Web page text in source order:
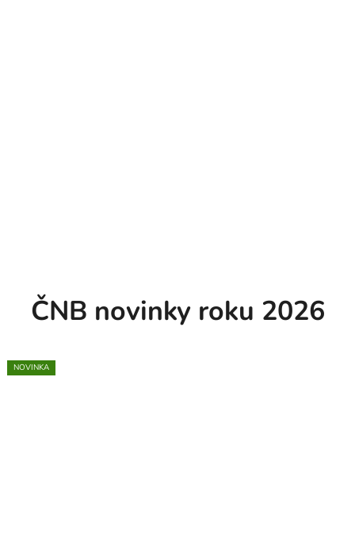
ČNB novinky roku 2026
NOVINKA
NOVINKA